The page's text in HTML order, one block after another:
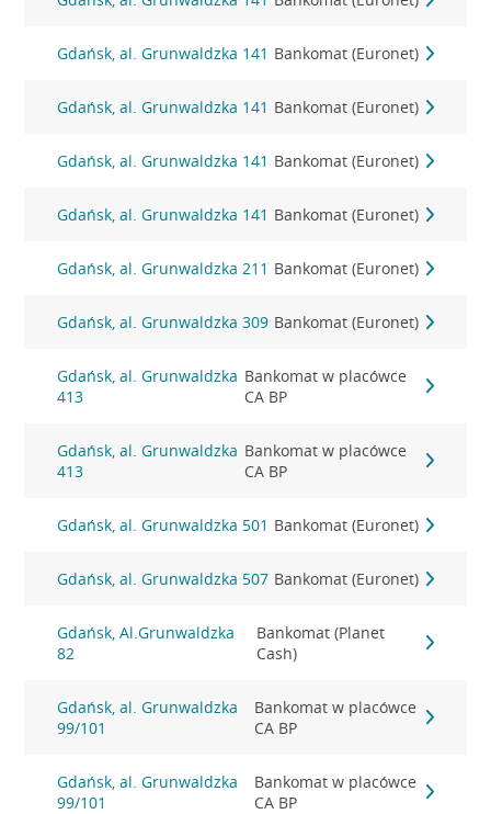
Gdańsk, al. Grunwaldzka 141 Bankomat (Euronet)
Gdańsk, al. Grunwaldzka 141 Bankomat (Euronet)
Gdańsk, al. Grunwaldzka 141 Bankomat (Euronet)
Gdańsk, al. Grunwaldzka 141 Bankomat (Euronet)
Gdańsk, al. Grunwaldzka 211 Bankomat (Euronet)
Gdańsk, al. Grunwaldzka 309 Bankomat (Euronet)
Gdańsk, al. Grunwaldzka
413
Bankomat w placówce
CA BP
Gdańsk, al. Grunwaldzka
413
Bankomat w placówce
CA BP
Gdańsk, al. Grunwaldzka 501 Bankomat (Euronet)
Gdańsk, al. Grunwaldzka 507 Bankomat (Euronet)
Gdańsk, Al.Grunwaldzka
82
Bankomat (Planet
Cash)
Gdańsk, al. Grunwaldzka
99/101
Bankomat w placówce
CA BP
Gdańsk, al. Grunwaldzka
99/101
Bankomat w placówce
CA BP